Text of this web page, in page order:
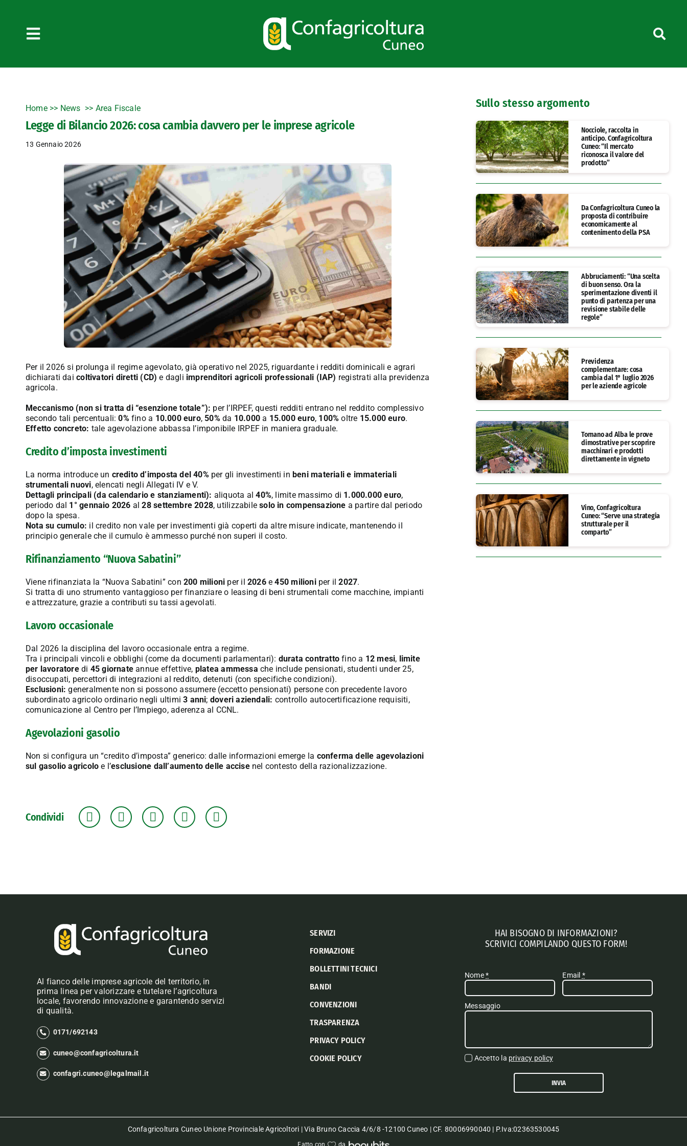
Toggle
Home>> News Area Fiscale
Legge di Bilancio 2026: cosa cambia davvero per le imprese agricole
13 Gennaio 2026
Per il 2026 si prolunga il regime agevolato, già operativo nel 2025, riguardante i redditi dominicali e agrari
dichiarati daicoltivatori diretti (CD) e dagli imprenditori agricoli professionali (IAP) registrati alla previdenza
agricola.
Meccanismo (non si tratta di “esenzione totale”): per l’IRPEF, questi redditi entrano nel reddito complessivo
secondo tali percentuali:0%fino a 10.000 euro,50%da 10.000 a 15.000 euro, 100% oltre 15.000 euro.
Effetto concreto: tale agevolazione abbassa l’imponibile IRPEF in maniera graduale.
Credito d’imposta investimenti
La norma introduce un credito d’imposta del 40%per gli investimenti inbeni materiali e immateriali
strumentali nuovi, elencati negli Allegati IV e V.
Dettagli principali (da calendario e stanziamenti): aliquota al40%, limite massimo di 1.000.000 euro,
periodo dal 1° gennaio 2026 al28 settembre 2028, utilizzabilesolo in compensazione a partire dal periodo
dopo la spesa.
Nota su cumulo: il credito non vale per investimenti già coperti da altre misure indicate, mantenendo il
principio generale che il cumulo è ammesso purché non superi il costo.
Rifinanziamento “Nuova Sabatini”
Viene rifinanziata la “Nuova Sabatini” con 200 milioni per il 2026e450 milioniper il2027.
Si tratta di uno strumento vantaggioso per finanziare o leasing di beni strumentali come macchine, impianti
e attrezzature, grazie a contributi su tassi agevolati.
Lavoro occasionale
Dal 2026 la disciplina del lavoro occasionale entra a regime.
Tra i principali vincoli e obblighi (come da documenti parlamentari): durata contratto fino a 12 mesi, limite
per lavoratoredi 45 giornate annue effettive, platea ammessa che include pensionati, studenti under 25,
disoccupati, percettori di integrazioni al reddito, detenuti (con specifiche condizioni).
Esclusioni: generalmente non si possono assumere (eccetto pensionati) persone con precedente lavoro
subordinato agricolo ordinario negli ultimi3 anni; doveri aziendali: controllo autocertificazione requisiti,
comunicazione al Centro per l’Impiego, aderenza al CCNL.
Agevolazioni gasolio
Non si configura un “credito d’imposta” generico: dalle informazioni emerge la conferma delle agevolazioni
sul gasolio agricolo e l’esclusione dall’aumento delle accisenel contesto della razionalizzazione.
Condividi
Sullo stesso argomento
Nocciole, raccolta in
anticipo. Confagricoltura
Cuneo: “Il mercato
riconosca il valore del
prodotto”
Da Confagricoltura Cuneo la
proposta di contribuire
economicamente al
contenimento della PSA
Abbruciamenti: “Una scelta
di buon senso. Ora la
sperimentazione diventi il
punto di partenza per una
revisione stabile delle
regole”
Previdenza
complementare: cosa
cambia dal 1° luglio 2026
per le aziende agricole
Tornano ad Alba le prove
dimostrative per scoprire
macchinari e prodotti
direttamente in vigneto
Vino, Confagricoltura
Cuneo: “Serve una strategia
strutturale per il
comparto”
Al fianco delle imprese agricole del territorio, in
prima linea per valorizzare e tutelare l’agricoltura
locale, favorendo innovazione e garantendo servizi
di qualità.
0171/692143
cuneo@confagricoltura.it
confagri.cuneo@legalmail.it
SERVIZI
FORMAZIONE
BOLLETTINI TECNICI
BANDI
CONVENZIONI
TRASPARENZA
PRIVACY POLICY
COOKIE POLICY
HAI BISOGNO DI INFORMAZIONI?
SCRIVICI COMPILANDO QUESTO FORM!
Nome* Email *
Messaggio
Accetto la privacy policy
INVIA
Confagricoltura Cuneo Unione Provinciale Agricoltori | Via Bruno Caccia 4/6/8 -12100 Cuneo | CF. 80006990040 | P.Iva:02363530045
Fatto con da